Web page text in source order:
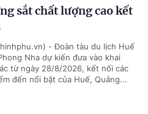
sắt chất lượng cao kết
- Đoàn tàu du lịch Huế
Nha dự kiến đưa vào khai
từ ngày 28/8/2026, kết nối các
đến nổi bật của Huế, Quảng...